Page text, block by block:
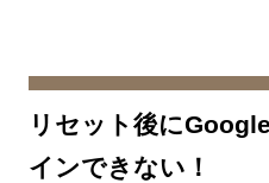
リセット後に
インできない！